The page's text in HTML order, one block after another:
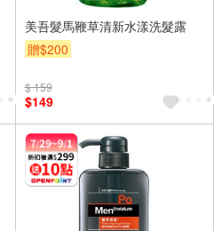
美吾髮馬鞭草清新水漾洗髮露
贈$200
$ 159
$149